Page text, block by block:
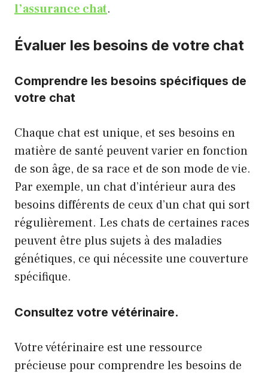
l’assurance chat.
Évaluer les besoins de votre chat
Comprendre les besoins spécifiques de
votre chat
Chaque chat est unique, et ses besoins en
matière de santé peuvent varier en fonction
de son âge, de sa race et de son mode de vie.
Par exemple, un chat d’intérieur aura des
besoins différents de ceux d’un chat qui sort
régulièrement. Les chats de certaines races
peuvent être plus sujets à des maladies
génétiques, ce qui nécessite une couverture
spécifique.
Consultez votre vétérinaire.
Votre vétérinaire est une ressource
précieuse pour comprendre les besoins de